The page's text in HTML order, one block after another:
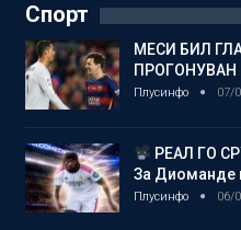
Спорт
МЕСИ БИЛ
Плусинфо 07/
РЕАЛ ГО
За Диоманде
Плусинфо 06/